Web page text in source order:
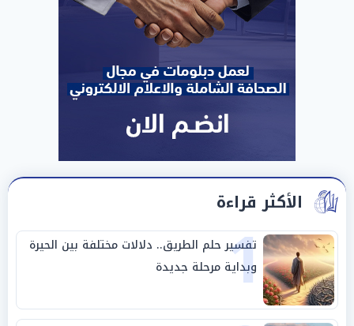
الأكثر قراءة
1
تفسير حلم الطريق.. دلالات مختلفة بين الحيرة
وبداية مرحلة جديدة